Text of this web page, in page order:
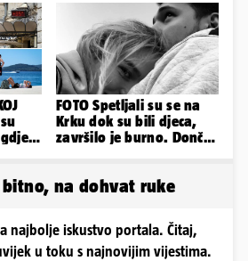
FOTO Spetljali su se na
Krku dok su bili djeca,
završilo je burno. Dončić
bitno, na dohvat ruke
najbolje iskustvo portala. Čitaj,
u toku s najnovijim vijestima.